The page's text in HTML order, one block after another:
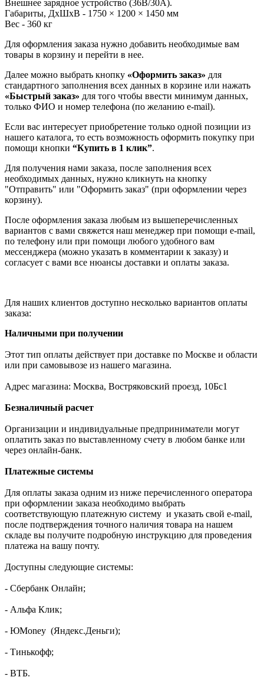
Внешнее зарядное устройство (36В/30А).
Габариты, ДхШхВ - 1750 × 1200 × 1450 мм
Вес - 360 кг
Для оформления заказа нужно добавить необходимые вам
товары в корзину и перейти в нее.
Далее можно выбрать кнопку «Оформить заказ» для
стандартного заполнения всех данных в корзине или нажать
«Быстрый заказ» для того чтобы ввести минимум данных,
только ФИО и номер телефона (по желанию e-mail).
Если вас интересует приобретение только одной позиции из
нашего каталога, то есть возможность оформить покупку при
помощи кнопки “Купить в 1 клик”.
Для получения нами заказа, после заполнения всех
необходимых данных, нужно кликнуть на кнопку
"Отправить" или "Оформить заказ" (при оформлении через
корзину).
После оформления заказа любым из вышеперечисленных
вариантов с вами свяжется наш менеджер при помощи e-mail,
по телефону или при помощи любого удобного вам
мессенджера (можно указать в комментарии к заказу) и
согласует с вами все нюансы доставки и оплаты заказа.
Для наших клиентов доступно несколько вариантов оплаты
заказа:
Наличными при получении
Этот тип оплаты действует при доставке по Москве и области
или при самовывозе из нашего магазина.
Адрес магазина: Москва, Востряковский проезд, 10Бс1
Безналичный расчет
Организации и индивидуальные предприниматели могут
оплатить заказ по выставленному счету в любом банке или
через онлайн-банк.
Платежные системы
Для оплаты заказа одним из ниже перечисленного оператора
при оформлении заказа необходимо выбрать
соответствующую платежную систему и указать свой e-mail,
после подтверждения точного наличия товара на нашем
складе вы получите подробную инструкцию для проведения
платежа на вашу почту.
Доступны следующие системы:
- Сбербанк Онлайн;
- Альфа Клик;
- ЮMoney (Яндекс.Деньги);
- Тинькофф;
- ВТБ.